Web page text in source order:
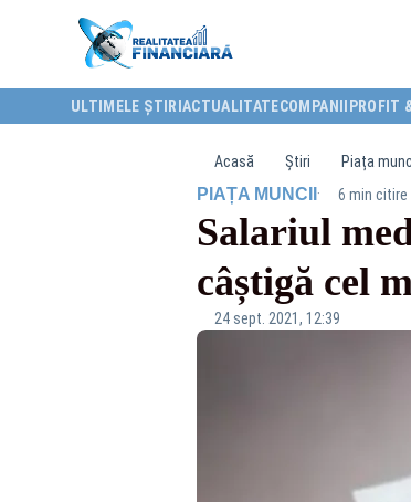
ULTIMELE ȘTIRI ACTUALITATECOMPANII PROFIT
Acasă Știri Piața
PIAȚA MUNCII · 6 min citire
Salariul
câștigă cel
24 sept. 2021, 12:39